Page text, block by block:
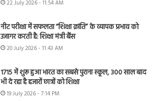
22 July 2026 - 11:54 AM
नीट परीक्षा में सफलता “शिक्षा क्रांति” के व्यापक प्रभाव को
उजागर करती है: शिक्षा मंत्री बैंस
20 July 2026 - 11:43 AM
1715 में शुरू हुआ भारत का सबसे पुराना स्कूल, 300 साल बाद
भी दे रहा है हजारों छात्रों को शिक्षा
19 July 2026 - 7:14 PM